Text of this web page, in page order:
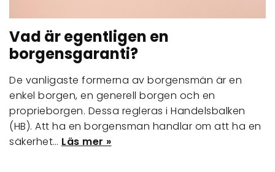
Vad är egentligen en
borgensgaranti?
De vanligaste formerna av borgensmän är en
enkel borgen, en generell borgen och en
proprieborgen. Dessa regleras i Handelsbalken
(HB). Att ha en borgensman handlar om att ha en
säkerhet… Läs mer »